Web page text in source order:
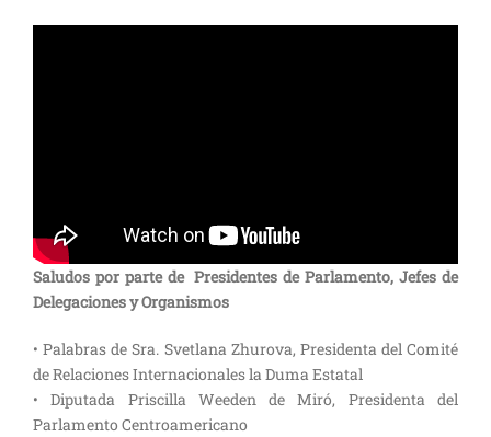
Saludos por parte de Presidentes de Parlamento, Jefes de
Delegaciones y Organismos
• Palabras de Sra. Svetlana Zhurova, Presidenta del Comité
de Relaciones Internacionales la Duma Estatal
• Diputada Priscilla Weeden de Miró, Presidenta del
Parlamento Centroamericano